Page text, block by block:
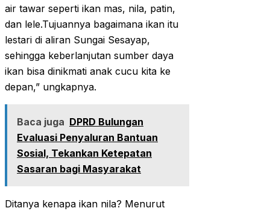
air tawar seperti ikan mas, nila, patin,
dan lele.Tujuannya bagaimana ikan itu
lestari di aliran Sungai Sesayap,
sehingga keberlanjutan sumber daya
ikan bisa dinikmati anak cucu kita ke
depan,” ungkapnya.
Baca juga DPRD Bulungan
Evaluasi Penyaluran Bantuan
Sosial, Tekankan Ketepatan
Sasaran bagi Masyarakat
Ditanya kenapa ikan nila? Menurut